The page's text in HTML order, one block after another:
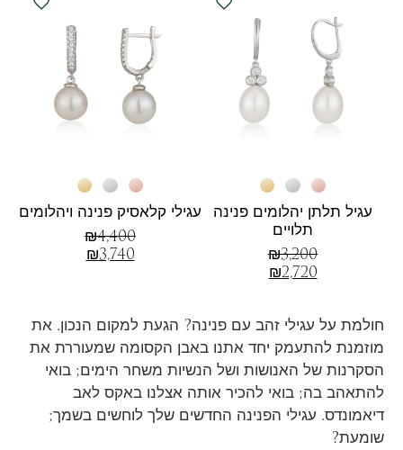
עגיל תלתן יהלומים פנינה
תלויים
₪3,200
₪2,720
עגילי קלאסיק פנינה ויהלומים
₪4,400
₪3,740
חולמת על עגילי זהב עם פנינה? הגעת למקום הנכון. את
מוזמנת להתעמק יחד אתנו באבן הקסומה שמעוררת את
הסקרנות של האנושות ושל הנשיות משחר הימים; בואי
להתאהב בה; בואי להכיר אותה אצלנו באקס לאב
דיאמונדס. עגילי הפנינה החדשים שלך לוחשים בשמך;
שומעת?